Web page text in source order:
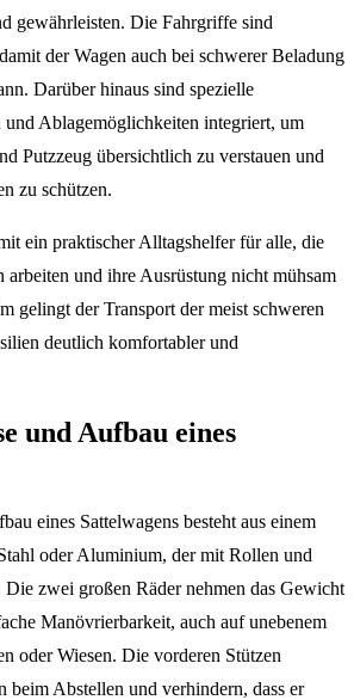
gewährleisten. Die Fahrgriffe sind
der Wagen auch bei schwerer Beladung
Darüber hinaus sind spezielle
Ablagemöglichkeiten integriert, um
Putzzeug übersichtlich zu verstauen und
zu schützen.
ein praktischer Alltagshelfer für alle, die
arbeiten und ihre Ausrüstung nicht mühsam
gelingt der Transport der meist schweren
deutlich komfortabler und
und Aufbau eines
eines Sattelwagens besteht aus einem
oder Aluminium, der mit Rollen und
Die zwei großen Räder nehmen das Gewicht
Manövrierbarkeit, auch auf unebenem
oder Wiesen. Die vorderen Stützen
beim Abstellen und verhindern, dass er